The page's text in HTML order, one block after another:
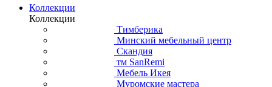
Коллекции
Коллекции
Тимберика
Минский мебельный центр
Скандия
тм SanRemi
Мебель Икея
Муромские мастера